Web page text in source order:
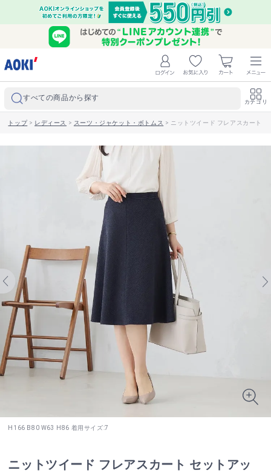
すべての商品から探す カテゴリ
トップ> レディース > スーツ・ジャケット・ボトムス > ニットツイード フレアスカート
H166 B80 W63 H86 着用サイズ:7
ニットツイード フレアスカート セットアッ